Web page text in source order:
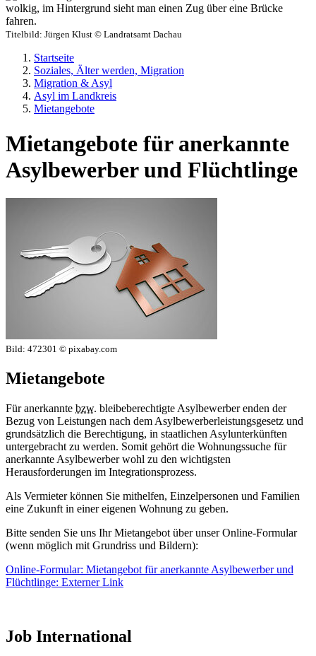
Titelbild: Jürgen Klust © Landratsamt Dachau
Startseite
Soziales, Älter werden, Migration
Migration & Asyl
Asyl im Landkreis
Mietangebote
Mietangebote für anerkannte
Asylbewerber und Flüchtlinge
Bild: 472301 © pixabay.com
Mietangebote
Für anerkannte bzw. bleibeberechtigte Asylbewerber enden der
Bezug von Leistungen nach dem Asylbewerberleistungsgesetz und
grundsätzlich die Berechtigung, in staatlichen Asylunterkünften
untergebracht zu werden. Somit gehört die Wohnungssuche für
anerkannte Asylbewerber wohl zu den wichtigsten
Herausforderungen im Integrationsprozess.
Als Vermieter können Sie mithelfen, Einzelpersonen und Familien
eine Zukunft in einer eigenen Wohnung zu geben.
Bitte senden Sie uns Ihr Mietangebot über unser Online-Formular
(wenn möglich mit Grundriss und Bildern):
Online-Formular: Mietangebot für anerkannte Asylbewerber und
Flüchtlinge: Externer Link
Job International